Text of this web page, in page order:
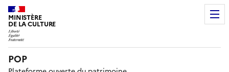
MINISTÈRE
DE LA CULTURE
POP